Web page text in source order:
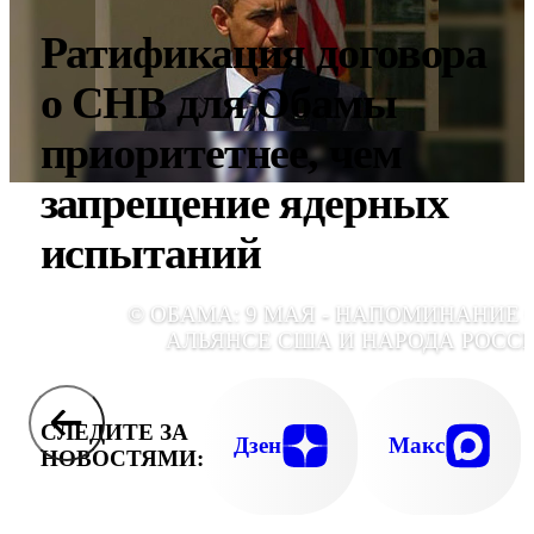
Ратификация договора
о СНВ для Обамы
приоритетнее, чем
запрещение ядерных
испытаний
© ОБАМА: 9 МАЯ - НАПОМИНАНИЕ
АЛЬЯНСЕ США И НАРОДА
СЛЕДИТЕ ЗА
НОВОСТЯМИ:
Дзен Макс